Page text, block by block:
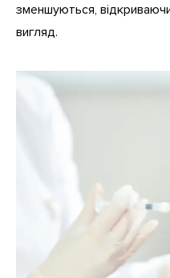
зменшуються,
вигляд.